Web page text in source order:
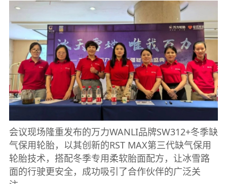
会议现场隆重发布的万力WANLI品牌SW312+冬季缺
气保用轮胎，以其创新的RST MAX第三代缺气保用
轮胎技术，搭配冬季专用柔软胎面配方，让冰雪路
面的行驶更安全，成功吸引了合作伙伴的广泛关